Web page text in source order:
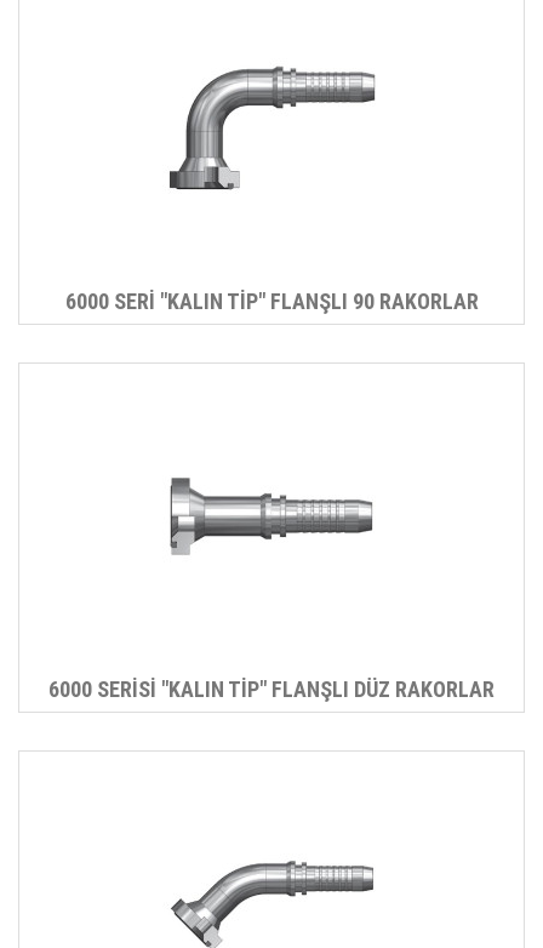
6000 SERİ "KALIN TİP" FLANŞLI 90 RAKORLAR
6000 SERİSİ "KALIN TİP" FLANŞLI DÜZ RAKORLAR